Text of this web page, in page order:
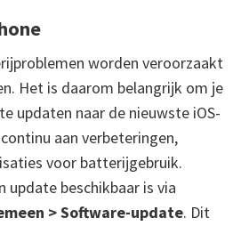
worden veroorzaakt
Het is daarom belangrijk om je
updaten naar de nieuwste iOS-
aan verbeteringen,
voor batterijgebruik.
update beschikbaar is via
> Software-update. Dit